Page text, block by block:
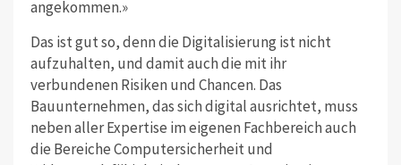
angekommen.»
Das ist gut so, denn die Digitalisierung ist nicht
aufzuhalten, und damit auch die mit ihr
verbundenen Risiken und Chancen. Das
Bauunternehmen, das sich digital ausrichtet, muss
neben aller Expertise im eigenen Fachbereich auch
die Bereiche Computersicherheit und